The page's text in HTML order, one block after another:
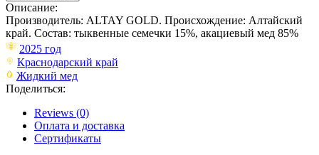
Описание:
Производитель: ALTAY GOLD. Происхождение: Алтайский
край. Состав: тыквенные семечки 15%, акациевый мед 85%
2025 год
Краснодарский край
Жидкий мед
Поделиться:
Reviews (0)
Оплата и доставка
Сертификаты